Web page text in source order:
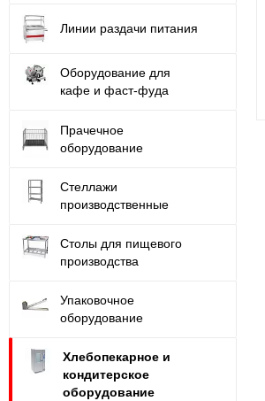
Линии раздачи питания
Оборудование для
кафе и фаст-фуда
Прачечное
оборудование
Стеллажи
производственные
Столы для пищевого
производства
Упаковочное
оборудование
Хлебопекарное и
кондитерское
оборудование